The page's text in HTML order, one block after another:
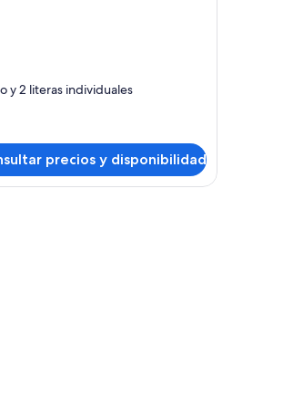
y 2 literas individuales
precios y disponibilidad